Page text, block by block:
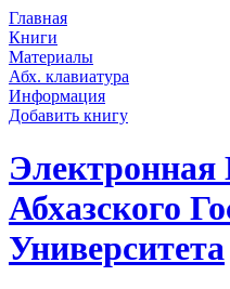
Главная
Книги
Материалы
Абх. клавиатура
Информация
Добавить книгу
Электронная
Абхазского
Университета